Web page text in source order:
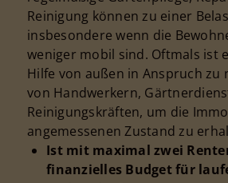
Reinigung können zu einer
insbesondere wenn die
weniger mobil sind. Oftmals ist
Hilfe von außen in Anspruch zu
von Handwerkern,
Reinigungskräften, um die
angemessenen Zustand zu
Ist mit maximal zwei
finanzielles Budget für